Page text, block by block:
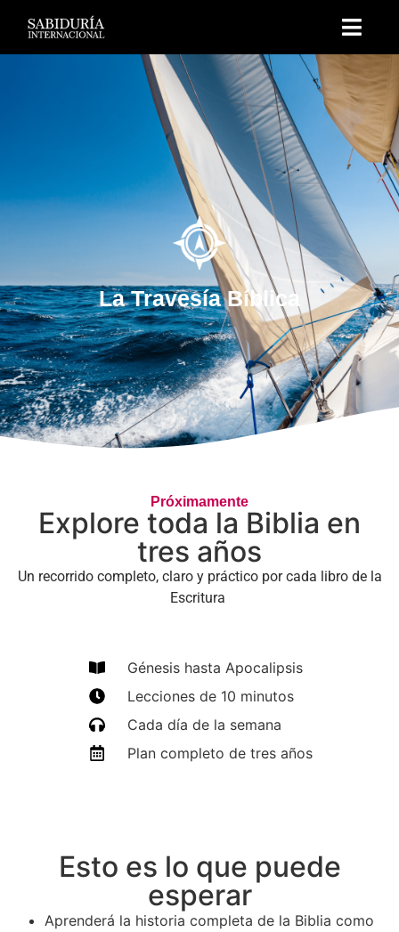
La Travesía Bíblica
Próximamente
Explore toda la Biblia en
tres años
Un recorrido completo, claro y práctico por cada libro de la
Escritura
Génesis hasta Apocalipsis
Lecciones de 10 minutos
Cada día de la semana
Plan completo de tres años
Esto es lo que puede
esperar
Aprenderá la historia completa de la Biblia como